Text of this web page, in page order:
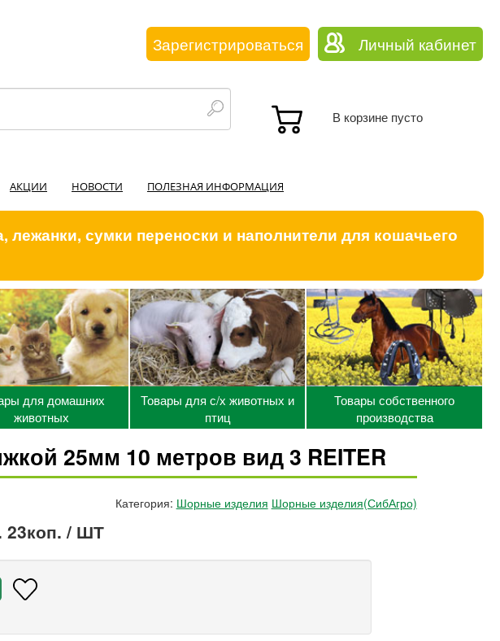
Зарегистрироваться Личный кабинет
В корзине пусто
АКЦИИ НОВОСТИ ПОЛЕЗНАЯ ИНФОРМАЦИЯ
сумки переноски и наполнители для кошачьего
для домашних
животных
Товары для с/х животных и
птиц
Товары собственного
производства
25мм 10 метров вид 3 REITER
Категория: Шорные изделия Шорные изделия(СибАгро)
23коп. / ШТ